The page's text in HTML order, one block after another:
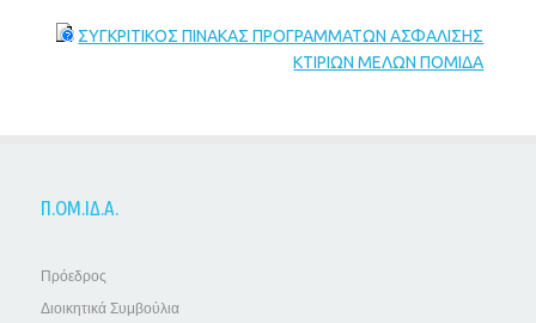
ΣΥΓΚΡΙΤΙΚΟΣ ΠΙΝΑΚΑΣ ΠΡΟΓΡΑΜΜΑΤΩΝ ΑΣΦΑΛΙΣΗΣ
ΚΤΙΡΙΩΝ ΜΕΛΩΝ ΠΟΜΙΔΑ
Π.ΟΜ.ΙΔ.Α.
Πρόεδρος
Διοικητικά Συμβούλια